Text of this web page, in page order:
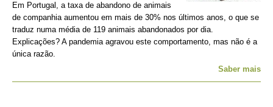
Em Portugal, a taxa de abandono de animais
de companhia aumentou em mais de 30% nos últimos anos, o que se
traduz numa média de 119 animais abandonados por dia.
Explicações? A pandemia agravou este comportamento, mas não é a
única razão.
Saber mais